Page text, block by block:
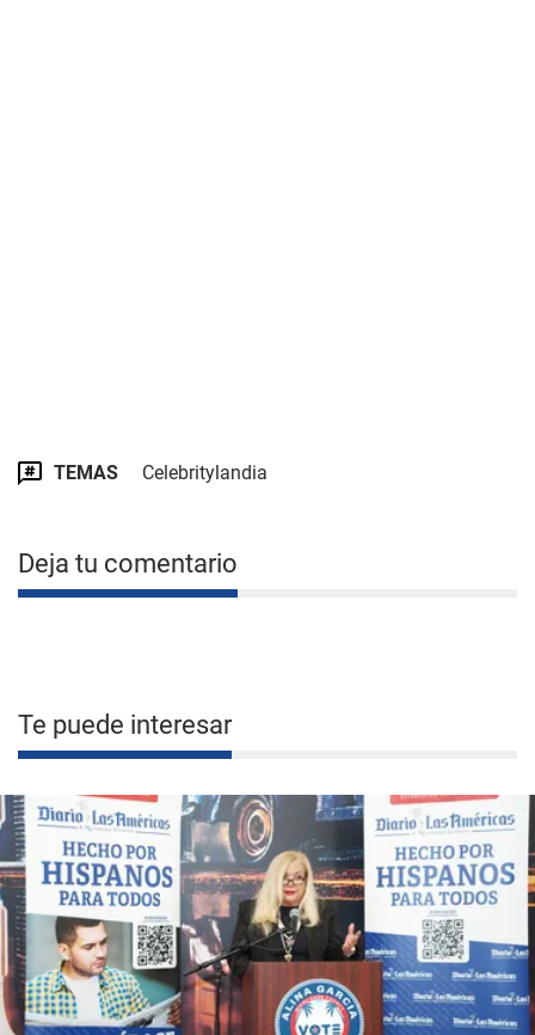
TEMAS Celebritylandia
Deja tu comentario
Te puede interesar